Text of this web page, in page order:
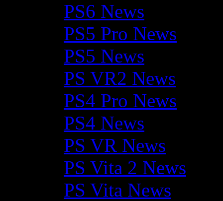
PS6 News
PS5 Pro News
PS5 News
PS VR2 News
PS4 Pro News
PS4 News
PS VR News
PS Vita 2 News
PS Vita News